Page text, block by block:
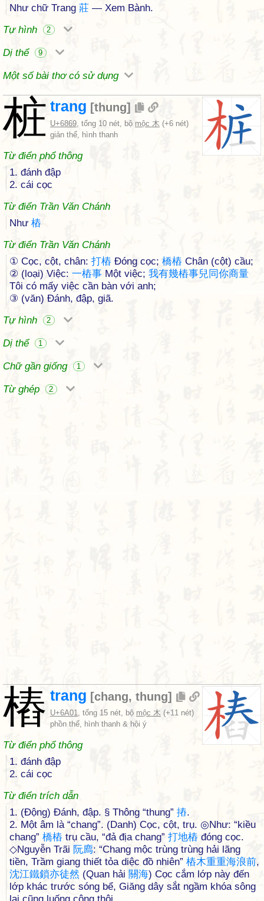
Như chữ Trang 莊 — Xem Bành.
Tự hình
2
Dị thể 9
Một số bài thơ có sử dụng
桩 trang [thung]
U+6869, tổng 10 nét, bộ mộc 木 (+6 nét)
giản thể, hình thanh
Từ điển phổ thông
1. đánh đập
2. cái cọc
Từ điển Trần Văn Chánh
Như 樁
Từ điển Trần Văn Chánh
① Cọc, cột, chân: 打樁 Đóng cọc; 橋樁 Chân (cột) cầu;
② (loại) Việc: 一樁事 Một việc; 我有幾樁事兒同你商量
Tôi có mấy việc cần bàn với anh;
③ (văn) Đánh, đập, giã.
Tự hình
2
Dị thể 1
Chữ gần giống 1
Từ ghép 2
樁 trang [chang, thung]
U+6A01, tổng 15 nét, bộ mộc 木 (+11 nét)
phồn thể, hình thanh & hội ý
Từ điển phổ thông
1. đánh đập
2. cái cọc
Từ điển trích dẫn
1. (Động) Đánh, đập. § Thông “thung” 摏.
2. Một âm là “chang”. (Danh) Cọc, cột, trụ. ◎Như: “kiều
chang” 橋樁 trụ cầu, “đả địa chang” 打地樁 đóng cọc.
◇Nguyễn Trãi 阮廌: “Chang mộc trùng trùng hải lãng
tiền, Trầm giang thiết tỏa diệc đồ nhiên” 樁木重重海浪前,
沈江鐵鎖亦徒然 (Quan hải 關海) Cọc cắm lớp này đến
lớp khác trước sóng bể, Giăng dây sắt ngầm khóa sông